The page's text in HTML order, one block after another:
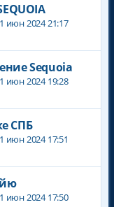
июн 2024 21:17
Sequoia
июн 2024 19:28
СПБ
июн 2024 17:51
июн 2024 17:50